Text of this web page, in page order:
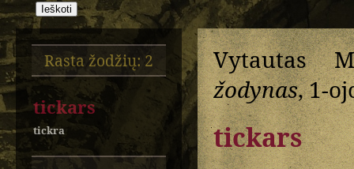
Rasta žodžių: 2
tickars
tickra
Vytautas
žodynas, 1-
tickars